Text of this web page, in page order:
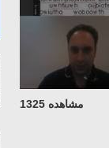
مشاهده 1325